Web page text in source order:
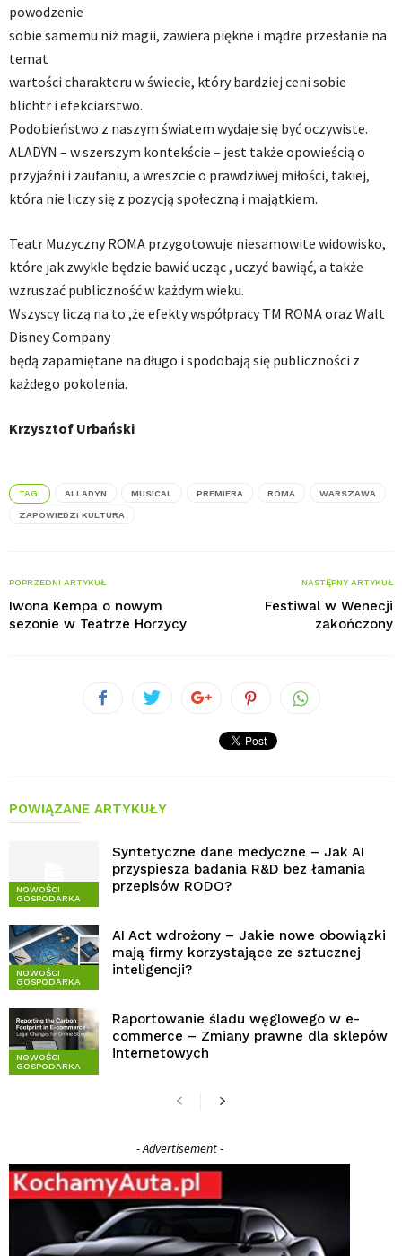
powodzenie
sobie samemu niż magii, zawiera piękne i mądre przesłanie na
temat
wartości charakteru w świecie, który bardziej ceni sobie
blichtr i efekciarstwo.
Podobieństwo z naszym światem wydaje się być oczywiste.
ALADYN – w szerszym kontekście – jest także opowieścią o
przyjaźni i zaufaniu, a wreszcie o prawdziwej miłości, takiej,
która nie liczy się z pozycją społeczną i majątkiem.
Teatr Muzyczny ROMA przygotowuje niesamowite widowisko,
które jak zwykle będzie bawić ucząc , uczyć bawiąć, a także
wzruszać publiczność w każdym wieku.
Wszyscy liczą na to ,że efekty współpracy TM ROMA oraz Walt
Disney Company
będą zapamiętane na długo i spodobają się publiczności z
każdego pokolenia.
Krzysztof Urbański
TAGI ALLADYN MUSICAL PREMIERA ROMA WARSZAWA
ZAPOWIEDZI KULTURA
POPRZEDNI ARTYKUŁ
Iwona Kempa o nowym
sezonie w Teatrze Horzycy
NASTĘPNY ARTYKUŁ
Festiwal w Wenecji
zakończony
POWIĄZANE ARTYKUŁY
NOWOŚCI
GOSPODARKA
Syntetyczne dane medyczne – Jak AI
przyspiesza badania R&D bez łamania
przepisów RODO?
NOWOŚCI
GOSPODARKA
AI Act wdrożony – Jakie nowe obowiązki
mają firmy korzystające ze sztucznej
inteligencji?
NOWOŚCI
GOSPODARKA
Raportowanie śladu węglowego w e-
commerce – Zmiany prawne dla sklepów
internetowych
- Advertisement -